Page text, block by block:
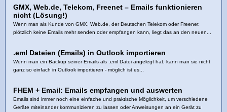
GMX, Web.de, Telekom, Freenet – Emails funktionieren
nicht (Lösung!)
Wenn man als Kunde von GMX, Web.de, der Deutschen Telekom oder Freenet
plötzlich keine Emails mehr senden oder empfangen kann, liegt das an den neuen...
.eml Dateien (Emails) in Outlook importieren
Wenn man ein Backup seiner Emails als .eml Datei angelegt hat, kann man sie nicht
ganz so einfach in Outlook importieren - möglich ist es...
FHEM + Email: Emails empfangen und auswerten
Emails sind immer noch eine einfache und praktische Möglichkeit, um verschiedene
Geräte miteinander kommunizieren zu lassen oder Anweisungen an ein Gerät zu